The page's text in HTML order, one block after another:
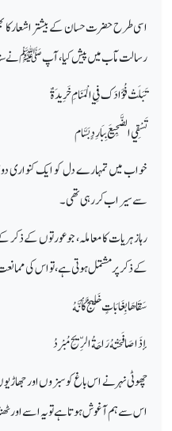
اسی طرح حضرت حسان کے بیشتر اشعار
رسالت مآب میں پیش کیا، آپ ﷺ نے سنا
تَبَلَتْ فُؤَادَك فِي الْمَنَامِ خَرِيدَةٌ
تَسْقِي الضَّجِيعَ بِبَارِدٍ بَسَّام
خواب میں تمہارے دل کو ایک کنواری
سے سیراب کر رہی تھی۔
رہازہریات کا معاملہ، جو عورتوں کے
کے ذکر پر مشتمل ہوتی ہے، تو اس کی
سَقَاهَا بِغَابَاتٍ خَلِيجٌ كَأَنَّهُ
إذَا صَافَحَتْهُ رَاحَةُ الرِّيحِ مُبْرِدُ
چھوٹی نہر نے اس باغ کو سبزوں اور
اس سے ہم آغوش ہوتا ہے تو یہ اسے اور